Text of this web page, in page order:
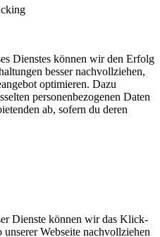
Dienstes können wir den Erfolg
besser nachvollziehen,
optimieren. Dazu
personenbezogenen Daten
ab, sofern du deren
Dienste können wir das Klick-
Webseite nachvollziehen